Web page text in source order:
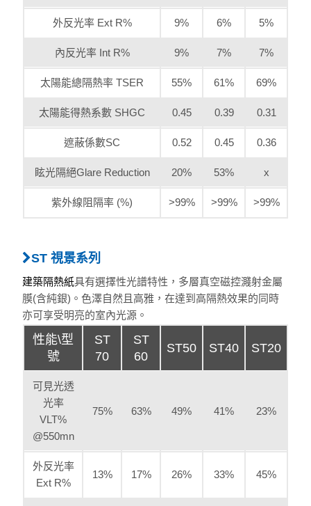
外反光率 Ext R% 9% 6% 5%
內反光率 Int R% 9% 7% 7%
太陽能總隔熱率 TSER 55% 61% 69%
太陽能得熱系數 SHGC 0.45 0.39 0.31
遮蔽係數SC 0.52 0.45 0.36
眩光隔絕Glare Reduction 20% 53% x
紫外線阻隔率 (%) >99% >99% >99%
ST 視景系列
建築隔熱紙具有選擇性光譜特性，多層真空磁控濺射金屬
膜(含純銀)。色澤自然且高雅，在達到高隔熱效果的同時
亦可享受明亮的室內光源。
性能\型
號
ST
70
ST
60
ST50 ST40 ST20
可見光透
光率
VLT%
@550mn
75% 63% 49% 41% 23%
外反光率
Ext R%
13% 17% 26% 33% 45%